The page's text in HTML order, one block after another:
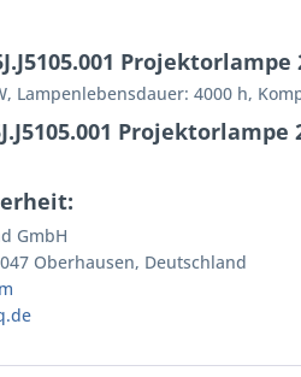
Projektorlampe
Lampenlebensdauer: 4000 h,
Projektorlampe
GmbH
Oberhausen, Deutschland